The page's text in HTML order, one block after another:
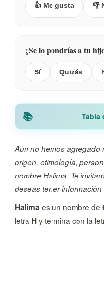
👍 Me gusta 👎
¿Se lo pondrías a tu
Sí Quizás
Tabla
Aún no hemos agregado
origen, etimología,
nombre Halima. Te
deseas tener
Halima es un nombre de
letra Hy termina con la